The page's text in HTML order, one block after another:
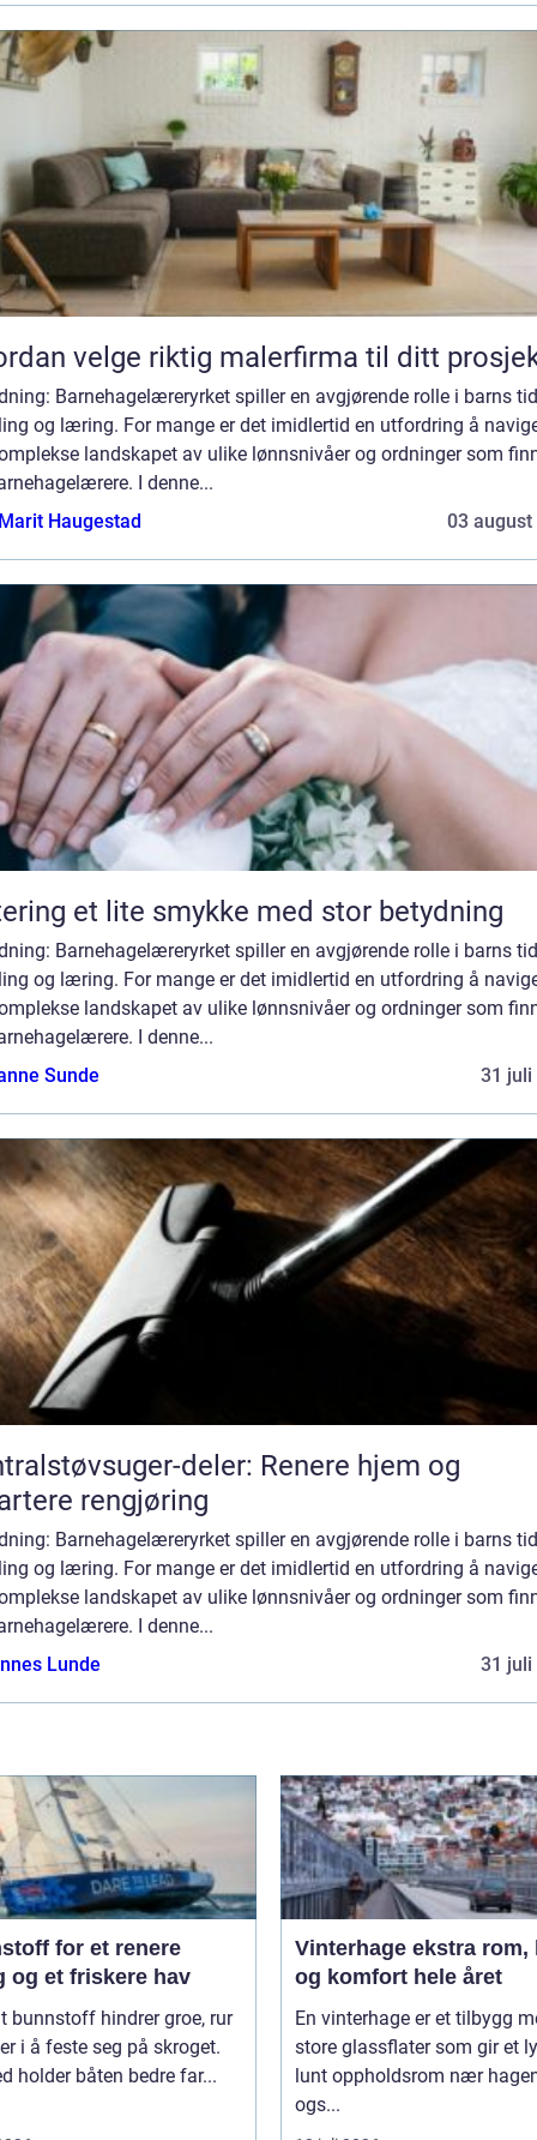
velge riktig malerfirma til ditt
Barnehagelæreryrket spiller en avgjørende rolle i barns
og læring. For mange er det imidlertid en utfordring å
landskapet av ulike lønnsnivåer og ordninger som
I denne...
Haugestad
03 august
Giftering et lite smykke med stor betydning
Barnehagelæreryrket spiller en avgjørende rolle i barns
og læring. For mange er det imidlertid en utfordring å
landskapet av ulike lønnsnivåer og ordninger som
I denne...
Sunde
31 juli
deler: Renere hjem og
rengjøring
Barnehagelæreryrket spiller en avgjørende rolle i barns
og læring. For mange er det imidlertid en utfordring å
landskapet av ulike lønnsnivåer og ordninger som
I denne...
Lunde
31 juli
for et renere
og et friskere hav
bunnstoff hindrer groe, rur
i å feste seg på skroget.
holder båten bedre far...
Vinterhage ekstra rom, lys
og komfort hele året
En vinterhage er et tilbygg
store glassflater som gir et
lunt oppholdsrom nær
ogs...